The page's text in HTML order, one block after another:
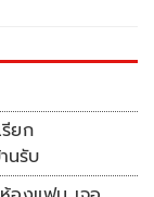
รียก
นรับ